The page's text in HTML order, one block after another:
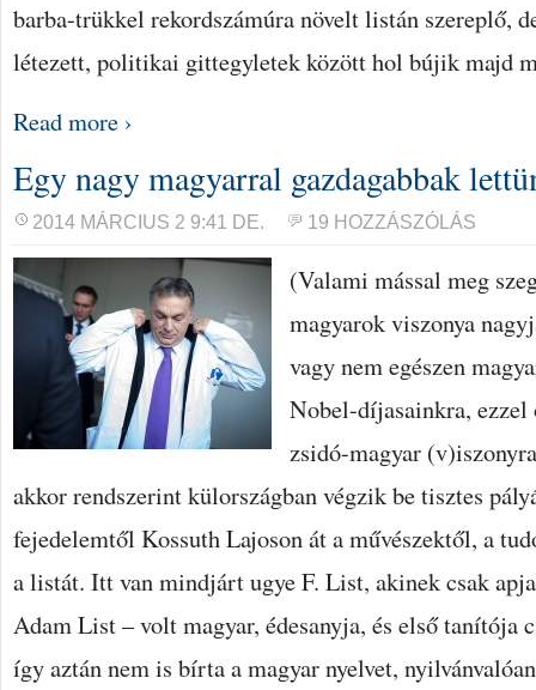
barba-trükkel rekordszámúra növelt listán szereplő,
létezett, politikai gittegyletek között hol bújik majd
Read more ›
Egy nagy magyarral gazdagabbak
2014 MÁRCIUS 2 9:41 DE. 19 HOZZÁSZÓLÁS
(Valami mással meg
magyarok viszonya
vagy nem egészen
Nobel-díjasainkra, ezzel
zsidó-magyar
akkor rendszerint külországban végzik be tisztes
fejedelemtől Kossuth Lajoson át a művészektől, a
a listát. Itt van mindjárt ugye F. List, akinek csak
Adam List – volt magyar, édesanyja, és első tanítója
így aztán nem is bírta a magyar nyelvet,